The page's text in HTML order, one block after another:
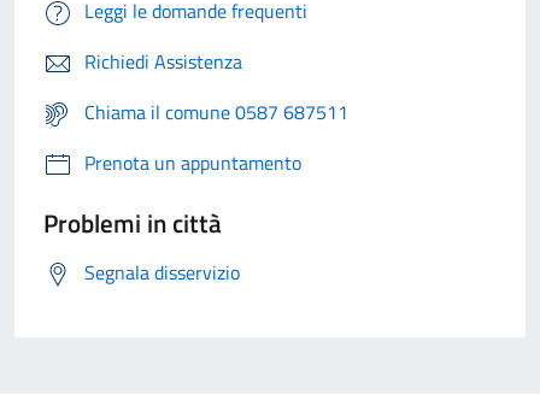
Leggi le domande frequenti
Richiedi Assistenza
Chiama il comune 0587 687511
Prenota un appuntamento
Problemi in città
Segnala disservizio